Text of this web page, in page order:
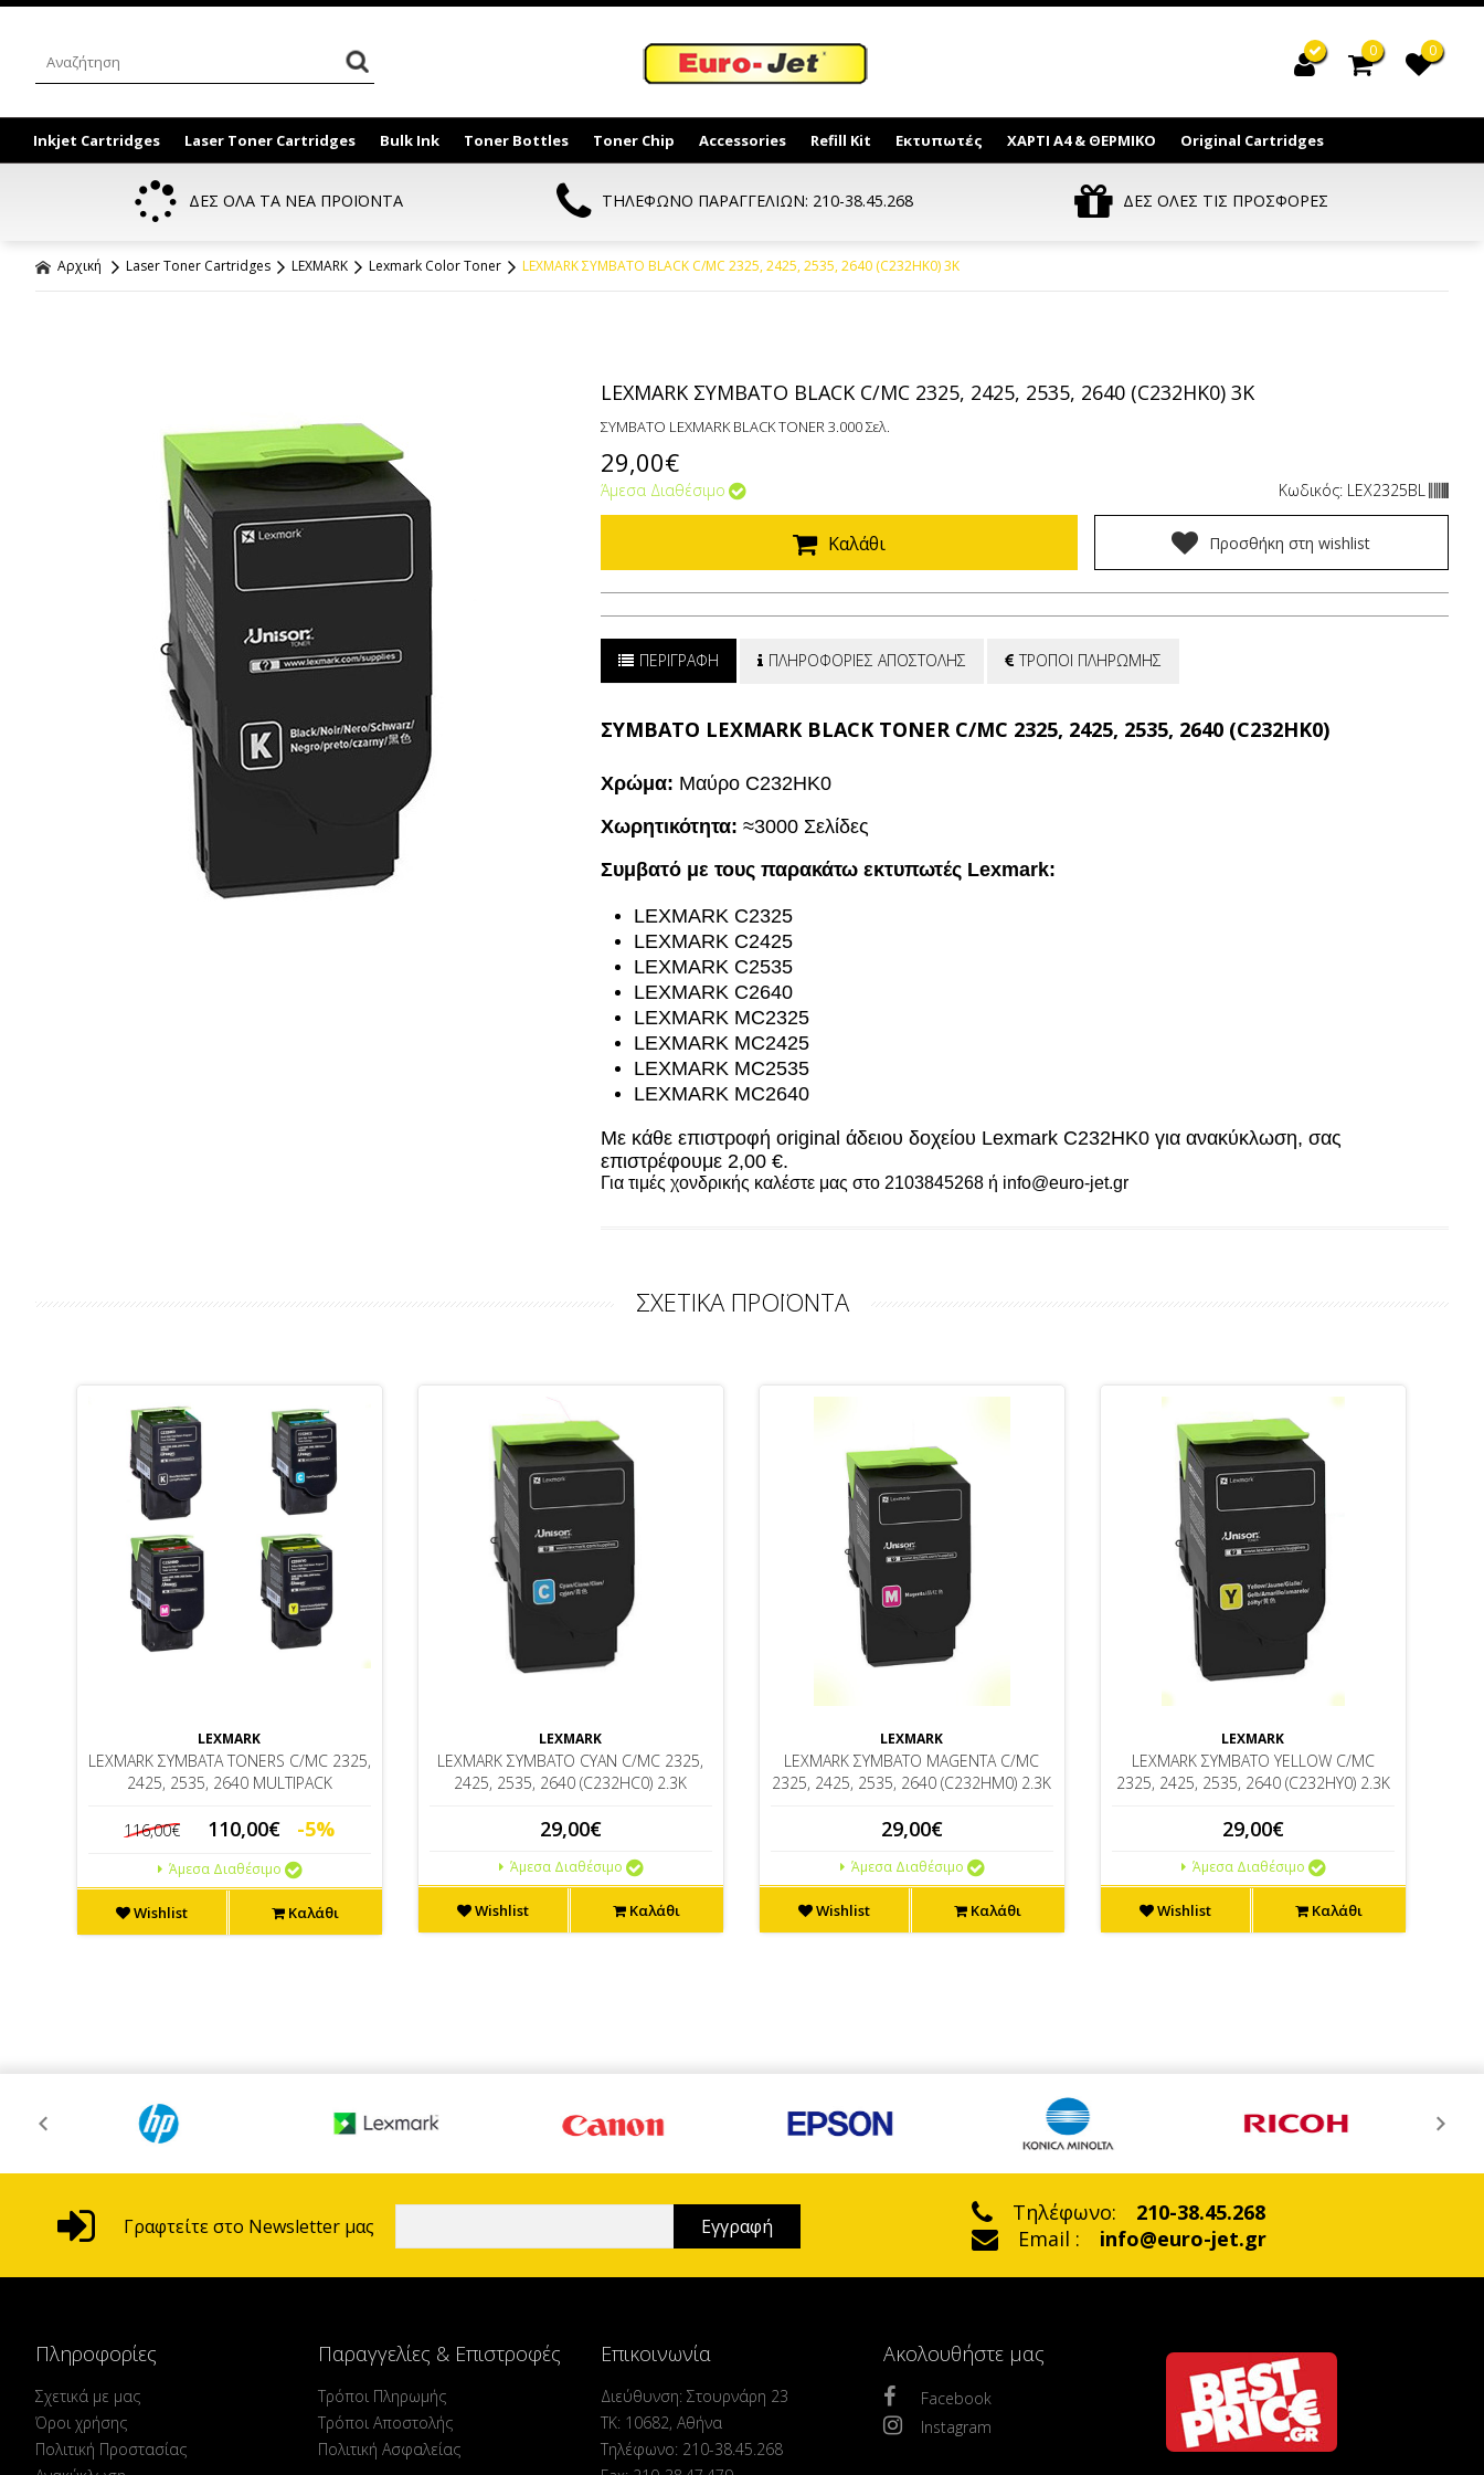
0 0
Inkjet Cartridges Laser Toner Cartridges Bulk Ink Toner Bottles Toner Chip Accessories Refill Kit Εκτυπωτές ΧΑΡΤΙ Α4 & ΘΕΡΜΙΚΟ Original Cartridges
ΔΕΣ ΟΛΑ ΤΑ ΝΕΑ ΠΡΟΪΟΝΤΑ ΤΗΛΕΦΩΝΟ ΠΑΡΑΓΓΕΛΙΩΝ: 210-38.45.268 ΔΕΣ ΟΛΕΣ ΤΙΣ ΠΡΟΣΦΟΡΕΣ
Αρχική Laser Toner Cartridges LEXMARK Lexmark Color Toner LEXMARK ΣΥΜΒΑΤΟ BLACK C/MC 2325, 2425, 2535, 2640 (C232HK0) 3K
LEXMARK ΣΥΜΒΑΤΟ BLACK C/MC 2325, 2425, 2535, 2640 (C232HK0) 3K
ΣΥΜΒΑΤΟ LEXMARK BLACK TONER 3.000 Σελ.
29,00€
Άμεσα Διαθέσιμο Κωδικός: LEX2325BL
Καλάθι Προσθήκη στη wishlist
ΠΕΡΙΓΡΑΦΗ ΠΛΗΡΟΦΟΡΙΕΣ ΑΠΟΣΤΟΛΗΣ ΤΡΟΠΟΙ ΠΛΗΡΩΜΗΣ
ΣΥΜΒΑΤΟ LEXMARK BLACK TONER C/MC 2325, 2425, 2535, 2640 (C232HK0)
Χρώμα: Μαύρο C232HK0
Χωρητικότητα: ≈3000 Σελίδες
Συμβατό με τους παρακάτω εκτυπωτές Lexmark:
LEXMARK C2325
LEXMARK C2425
LEXMARK C2535
LEXMARK C2640
LEXMARK MC2325
LEXMARK MC2425
LEXMARK MC2535
LEXMARK MC2640
Με κάθε επιστροφή original άδειου δοχείου Lexmark C232HK0 για ανακύκλωση, σας
επιστρέφουμε 2,00 €.
Για τιμές χονδρικής καλέστε μας στο 2103845268 ή info@euro-jet.gr
ΣΧΕΤΙΚΑ ΠΡΟΪΟΝΤΑ
LEXMARK
LEXMARK ΣΥΜΒΑΤΑ TONERS C/MC 2325,
2425, 2535, 2640 MULTIPACK
116,00€ 110,00€ -5%
Άμεσα Διαθέσιμο
Wishlist Καλάθι
LEXMARK
LEXMARK ΣΥΜΒΑΤΟ CYAN C/MC 2325,
2425, 2535, 2640 (C232HC0) 2.3K
29,00€
Άμεσα Διαθέσιμο
Wishlist Καλάθι
LEXMARK
LEXMARK ΣΥΜΒΑΤΟ MAGENTA C/MC
2325, 2425, 2535, 2640 (C232HM0) 2.3K
29,00€
Άμεσα Διαθέσιμο
Wishlist Καλάθι
LEXMARK
LEXMARK ΣΥΜΒΑΤΟ YELLOW C/MC
2325, 2425, 2535, 2640 (C232HY0) 2.3K
29,00€
Άμεσα Διαθέσιμο
Wishlist Καλάθι
Γραφτείτε στο Newsletter μας
Τηλέφωνο:
210-38.45.268
Email :
info@euro-jet.gr
Πληροφορίες
Σχετικά με μας
Όροι χρήσης
Πολιτική Προστασίας
Παραγγελίες & Επιστροφές
Τρόποι Πληρωμής
Τρόποι Αποστολής
Πολιτική Ασφαλείας
Επικοινωνία
Διεύθυνση: Στουρνάρη 23
ΤΚ: 10682, Αθήνα
Τηλέφωνο: 210-38.45.268
Ακολουθήστε μας
Facebook
Instagram